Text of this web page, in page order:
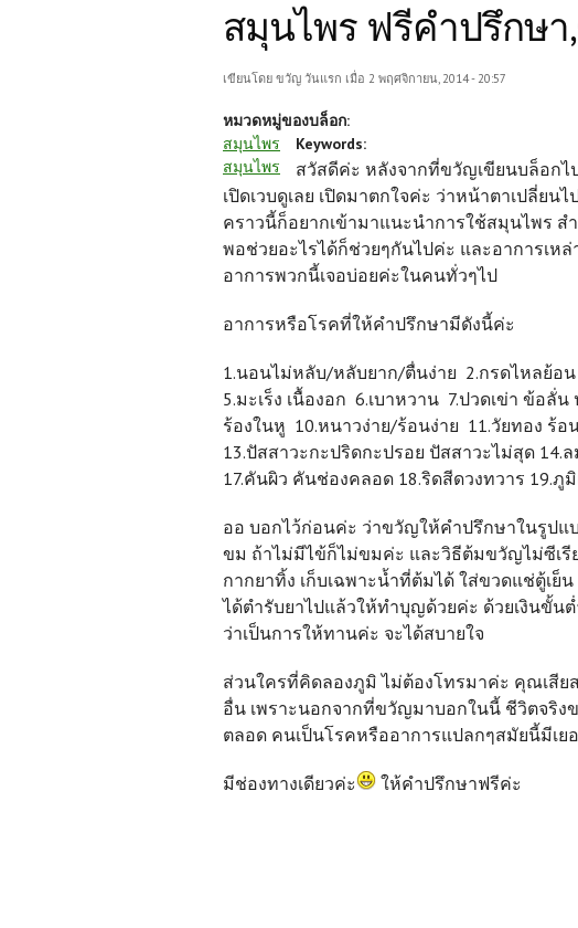
สมุนไพร ฟรีคำปรึกษา
เขียนโดย ขวัญ วันแรก เมื่อ 2 พฤศจิกายน, 2014 - 20:57
หมวดหมู่ของบล็อก:
สมุนไพร
Keywords:
สมุนไพร
สวัสดีค่ะ หลังจากที่ขวัญเขียนบล็อกไ
เปิดเวบดูเลย เปิดมาตกใจค่ะ ว่าหน้าตาเปลี่ย
คราวนี้ก็อยากเข้ามาแนะนำการใช้สมุนไพร
พอช่วยอะไรได้ก็ช่วยๆกันไปค่ะ และอาการเห
อาการพวกนี้เจอบ่อยค่ะในคนทั่วๆไป
อาการหรือโรคที่ให้คำปรึกษามีดังนี้ค่ะ
1.นอนไม่หลับ/หลับยาก/ตื่นง่าย 2.กรดไหลย้อน
5.มะเร็ง เนื้องอก 6.เบาหวาน 7.ปวดเข่า ข้อลั่
ร้องในหู 10.หนาวง่าย/ร้อนง่าย 11.วัยทอง ร้อ
13.ปัสสาวะกะปริดกะปรอย ปัสสาวะไม่สุด 14.
17.คันผิว คันช่องคลอด 18.ริดสีดวงทวาร 19.
ออ บอกไว้ก่อนค่ะ ว่าขวัญให้คำปรึกษาในรูปแ
ขม ถ้าไม่มีไข้ก็ไม่ขมค่ะ และวิธีต้มขวัญไม่ซีเรี
กากยาทิ้ง เก็บเฉพาะน้ำที่ต้มได้ ใส่ขวดแช่ตู้เ
ได้ตำรับยาไปแล้วให้ทำบุญด้วยค่ะ ด้วยเงินขั้น
ว่าเป็นการให้ทานค่ะ จะได้สบายใจ
ส่วนใครที่คิดลองภูมิ ไม่ต้องโทรมาค่ะ คุณเสีย
อื่น เพราะนอกจากที่ขวัญมาบอกในนี้ ชีวิตจริง
ตลอด คนเป็นโรคหรืออาการแปลกๆสมัยนี้มีเย
มีช่องทางเดียวค่ะ ให้คำปรึกษาฟรีค่ะ